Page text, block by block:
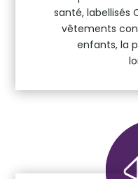
santé, labellisés
vêtements
enfants, la